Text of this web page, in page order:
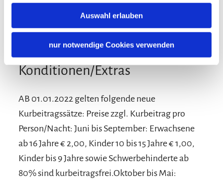
Auswahl erlauben
nur notwendige Cookies verwenden
Besonders ruhige Lage
Konditionen/Extras
AB 01.01.2022 gelten folgende neue
Kurbeitragssätze: Preise zzgl. Kurbeitrag pro
Person/Nacht: Juni bis September: Erwachsene
ab 16 Jahre € 2,00, Kinder 10 bis 15 Jahre € 1,00,
Kinder bis 9 Jahre sowie Schwerbehinderte ab
80% sind kurbeitragsfrei.Oktober bis Mai: